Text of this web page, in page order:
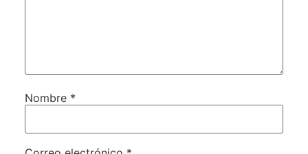
Nombre *